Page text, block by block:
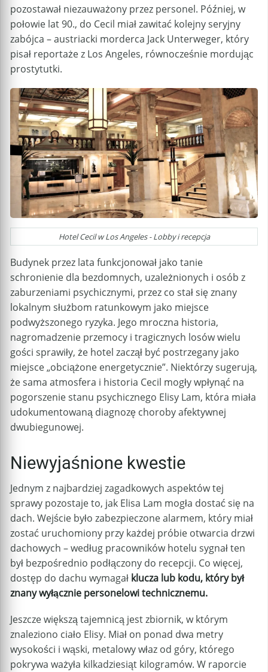
pozostawał niezauważony przez personel. Później, w
połowie lat 90., do Cecil miał zawitać kolejny seryjny
zabójca – austriacki morderca Jack Unterweger, który
pisał reportaże z Los Angeles, równocześnie mordując
prostytutki.
Hotel Cecil w Los Angeles - Lobby i recepcja
Budynek przez lata funkcjonował jako tanie
schronienie dla bezdomnych, uzależnionych i osób z
zaburzeniami psychicznymi, przez co stał się znany
lokalnym służbom ratunkowym jako miejsce
podwyższonego ryzyka. Jego mroczna historia,
nagromadzenie przemocy i tragicznych losów wielu
gości sprawiły, że hotel zaczął być postrzegany jako
miejsce „obciążone energetycznie”. Niektórzy sugerują,
że sama atmosfera i historia Cecil mogły wpłynąć na
pogorszenie stanu psychicznego Elisy Lam, która miała
udokumentowaną diagnozę choroby afektywnej
dwubiegunowej.
Niewyjaśnione kwestie
Jednym z najbardziej zagadkowych aspektów tej
sprawy pozostaje to, jak Elisa Lam mogła dostać się na
dach. Wejście było zabezpieczone alarmem, który miał
zostać uruchomiony przy każdej próbie otwarcia drzwi
dachowych – według pracowników hotelu sygnał ten
był bezpośrednio podłączony do recepcji. Co więcej,
dostęp do dachu wymagał klucza lub kodu, który był
znany wyłącznie personelowi technicznemu.
Jeszcze większą tajemnicą jest zbiornik, w którym
znaleziono ciało Elisy. Miał on ponad dwa metry
wysokości i wąski, metalowy właz od góry, którego
pokrywa ważyła kilkadziesiąt kilogramów. W raporcie